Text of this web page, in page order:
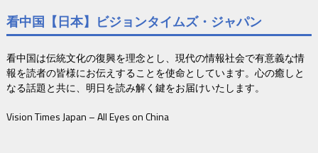
看中国【日本】ビジョンタイムズ・ジャパン
看中国は伝統文化の復興を理念とし、現代の情報社会で有意義な情
報を読者の皆様にお伝えすることを使命としています。心の癒しと
なる話題と共に、明日を読み解く鍵をお届けいたします。
Vision Times Japan – All Eyes on China